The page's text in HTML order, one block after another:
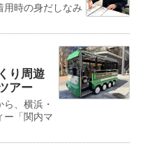
時の身だしなみ
り周遊
アー
、横浜・
ー「関内マ